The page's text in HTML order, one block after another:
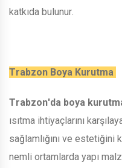
katkıda bulunur.
Trabzon Boya Kurutma
Trabzon'da boya
ısıtma ihtiyaçlarını
sağlamlığını ve estetiğini
nemli ortamlarda yapı